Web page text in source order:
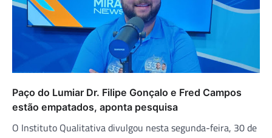
Paço do Lumiar Dr. Filipe Gonçalo e Fred Campos
estão empatados, aponta pesquisa
O Instituto Qualitativa divulgou nesta segunda-feira, 30 de